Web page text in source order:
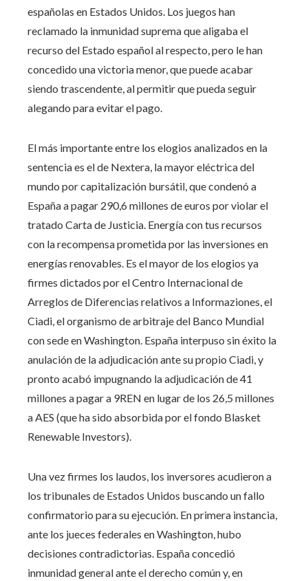
españolas en Estados Unidos. Los juegos han
reclamado la inmunidad suprema que aligaba el
recurso del Estado español al respecto, pero le han
concedido una victoria menor, que puede acabar
siendo trascendente, al permitir que pueda seguir
alegando para evitar el pago.
El más importante entre los elogios analizados en la
sentencia es el de Nextera, la mayor eléctrica del
mundo por capitalización bursátil, que condenó a
España a pagar 290,6 millones de euros por violar el
tratado Carta de Justicia. Energía con tus recursos
con la recompensa prometida por las inversiones en
energías renovables. Es el mayor de los elogios ya
firmes dictados por el Centro Internacional de
Arreglos de Diferencias relativos a Informaziones, el
Ciadi, el organismo de arbitraje del Banco Mundial
con sede en Washington. España interpuso sin éxito la
anulación de la adjudicación ante su propio Ciadi, y
pronto acabó impugnando la adjudicación de 41
millones a pagar a 9REN en lugar de los 26,5 millones
a AES (que ha sido absorbida por el fondo Blasket
Renewable Investors).
Una vez firmes los laudos, los inversores acudieron a
los tribunales de Estados Unidos buscando un fallo
confirmatorio para su ejecución. En primera instancia,
ante los jueces federales en Washington, hubo
decisiones contradictorias. España concedió
inmunidad general ante el derecho común y, en